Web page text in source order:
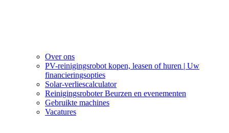
Over ons
PV-reinigingsrobot kopen, leasen of huren | Uw
financieringsopties
Solar-verliescalculator
Reinigingsroboter Beurzen en evenementen
Gebruikte machines
Vacatures